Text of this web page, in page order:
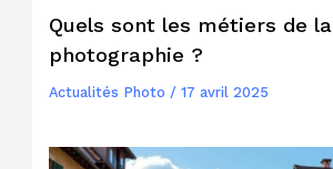
Quels sont les métiers de la
photographie ?
Actualités Photo / 17 avril 2025